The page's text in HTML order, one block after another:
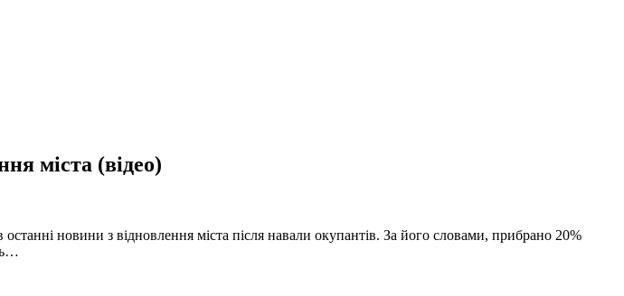
міста (відео)
останні новини з відновлення міста після навали окупантів. За його словами, прибрано 20%